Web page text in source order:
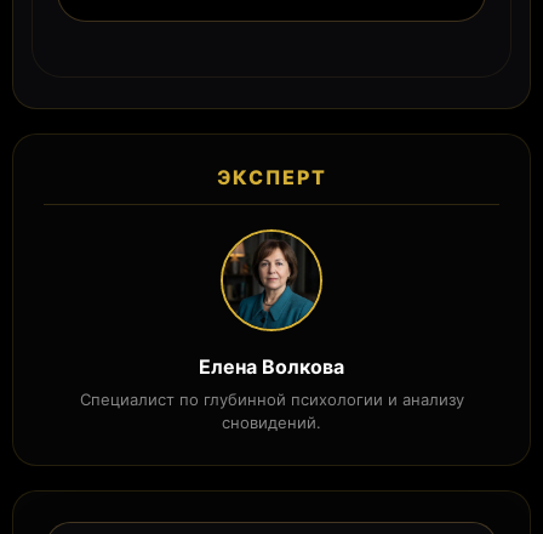
ЭКСПЕРТ
Елена Волкова
Специалист по глубинной психологии и анализу
сновидений.